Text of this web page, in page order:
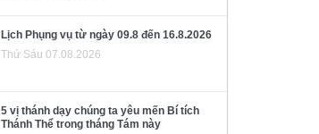
Lịch Phụng vụ từ ngày 09.8 đến 16.8.2026
Thứ Sáu 07.08.2026
5 vị thánh dạy chúng ta yêu mến Bí tích
Thánh Thể trong tháng Tám này